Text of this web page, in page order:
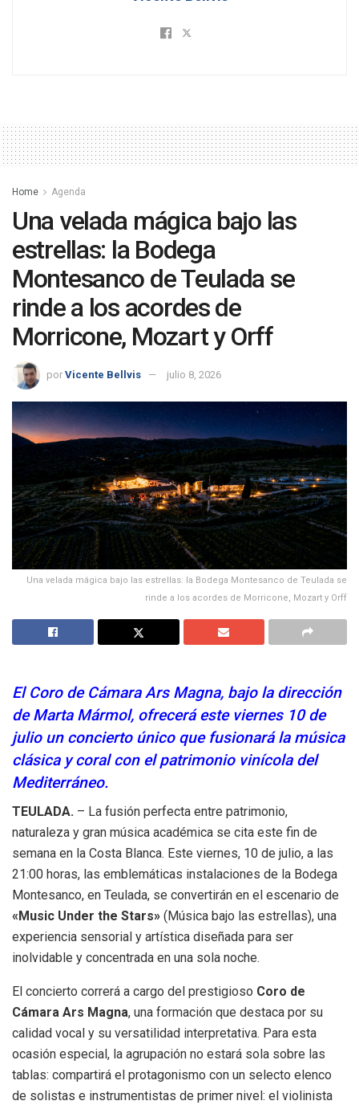
Home Agenda
Una velada mágica bajo las
estrellas: la Bodega
Montesanco de Teulada se
rinde a los acordes de
Morricone, Mozart y Orff
por Vicente Bellvis julio 8, 2026
Una velada mágica bajo las estrellas: la Bodega Montesanco de Teulada se
rinde a los acordes de Morricone, Mozart y Orff
El Coro de Cámara Ars Magna, bajo la dirección
de Marta Mármol, ofrecerá este viernes 10 de
julio un concierto único que fusionará la música
clásica y coral con el patrimonio vinícola del
Mediterráneo.
TEULADA. – La fusión perfecta entre patrimonio,
naturaleza y gran música académica se cita este fin de
semana en la Costa Blanca. Este viernes, 10 de julio, a las
21:00 horas, las emblemáticas instalaciones de la Bodega
Montesanco, en Teulada, se convertirán en el escenario de
«Music Under the Stars» (Música bajo las estrellas), una
experiencia sensorial y artística diseñada para ser
inolvidable y concentrada en una sola noche.
El concierto correrá a cargo del prestigioso Coro de
Cámara Ars Magna, una formación que destaca por su
calidad vocal y su versatilidad interpretativa. Para esta
ocasión especial, la agrupación no estará sola sobre las
tablas: compartirá el protagonismo con un selecto elenco
de solistas e instrumentistas de primer nivel: el violinista